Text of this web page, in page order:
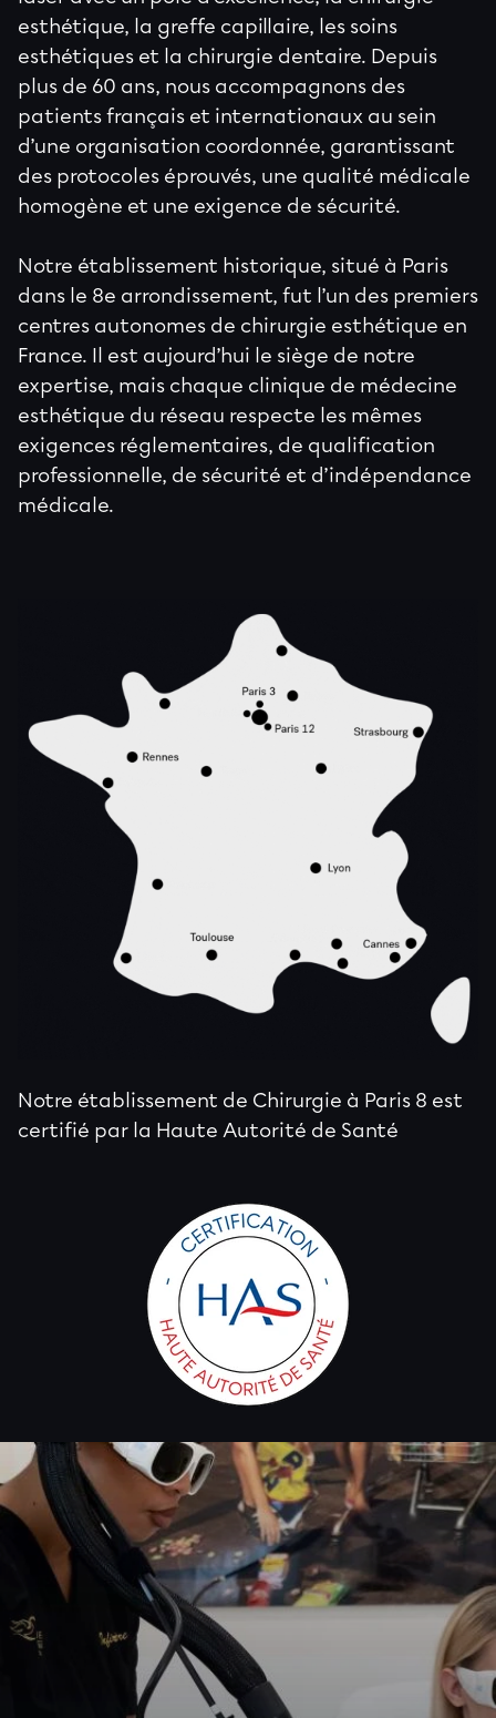
esthétique, la greffe capillaire, les soins
esthétiques et la chirurgie dentaire. Depuis
plus de 60 ans, nous accompagnons des
patients français et internationaux au sein
d’une organisation coordonnée, garantissant
des protocoles éprouvés, une qualité médicale
homogène et une exigence de sécurité.
Notre établissement historique, situé à Paris
dans le 8e arrondissement, fut l’un des premiers
centres autonomes de chirurgie esthétique en
France. Il est aujourd’hui le siège de notre
expertise, mais chaque clinique de médecine
esthétique du réseau respecte les mêmes
exigences réglementaires, de qualification
professionnelle, de sécurité et d’indépendance
médicale.
Notre établissement de Chirurgie à Paris 8 est
certifié par la Haute Autorité de Santé